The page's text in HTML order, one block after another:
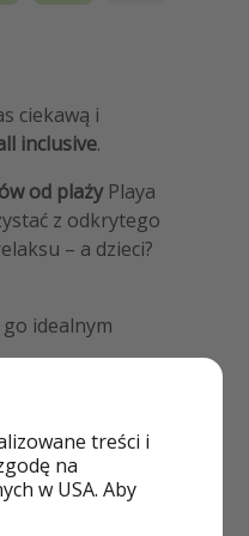
ciekawą i
inclusive.
od plażyPlaya
z odkrytego
– a dzieci?
go idealnym
treści i
na
w USA. Aby